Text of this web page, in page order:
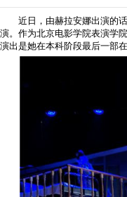
近日，由赫拉安娜出演的
演。作为北京电影学院表演学
演出是她在本科阶段最后一部